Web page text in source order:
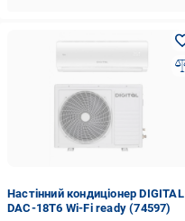
Настінний кондиціонер DIGITAL
DAC-18T6 Wi-Fi ready (74597)